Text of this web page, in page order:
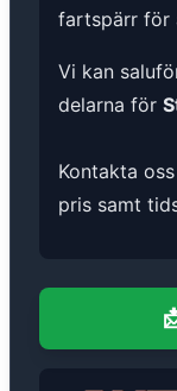
fartspärr för
Vi kan
delarna för
Kontakta
pris samt